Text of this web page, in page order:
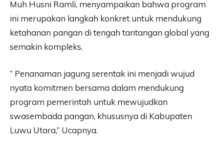
Muh Husni Ramli, menyampaikan bahwa program
ini merupakan langkah konkret untuk mendukung
ketahanan pangan di tengah tantangan global yang
semakin kompleks.
” Penanaman jagung serentak ini menjadi wujud
nyata komitmen bersama dalam mendukung
program pemerintah untuk mewujudkan
swasembada pangan, khususnya di Kabupaten
Luwu Utara,” Ucapnya.